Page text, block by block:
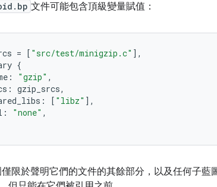
文件可能包含頂級變量賦值：
= [ "src/test/minigzip.c" ],
{
: "gzip" ,
: gzip_srcs,
: [ "libz" ],
: "none" ,
限於聲明它們的文件的其餘部分，以及任何子